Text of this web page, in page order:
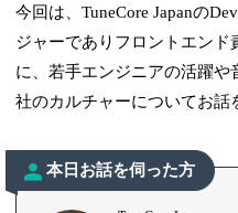
今回は、TuneCore Japanの
ジャーでありフロントエン
に、若手エンジニアの活躍
社のカルチャーについてお話
本日お話を伺った方